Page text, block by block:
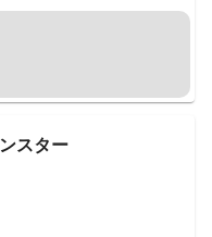
スター